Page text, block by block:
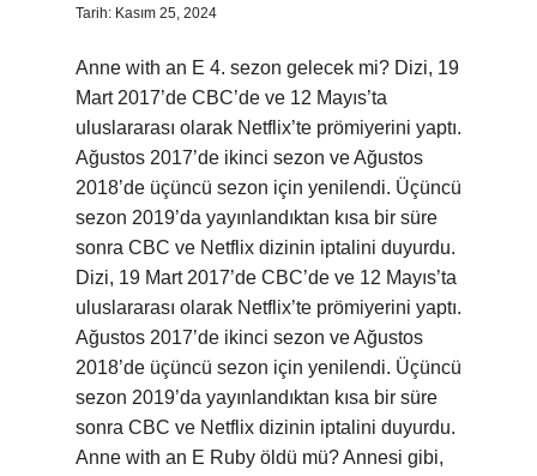
Tarih: Kasım 25, 2024
Anne with an E 4. sezon gelecek mi? Dizi, 19
Mart 2017’de CBC’de ve 12 Mayıs’ta
uluslararası olarak Netflix’te prömiyerini yaptı.
Ağustos 2017’de ikinci sezon ve Ağustos
2018’de üçüncü sezon için yenilendi. Üçüncü
sezon 2019’da yayınlandıktan kısa bir süre
sonra CBC ve Netflix dizinin iptalini duyurdu.
Dizi, 19 Mart 2017’de CBC’de ve 12 Mayıs’ta
uluslararası olarak Netflix’te prömiyerini yaptı.
Ağustos 2017’de ikinci sezon ve Ağustos
2018’de üçüncü sezon için yenilendi. Üçüncü
sezon 2019’da yayınlandıktan kısa bir süre
sonra CBC ve Netflix dizinin iptalini duyurdu.
Anne with an E Ruby öldü mü? Annesi gibi,